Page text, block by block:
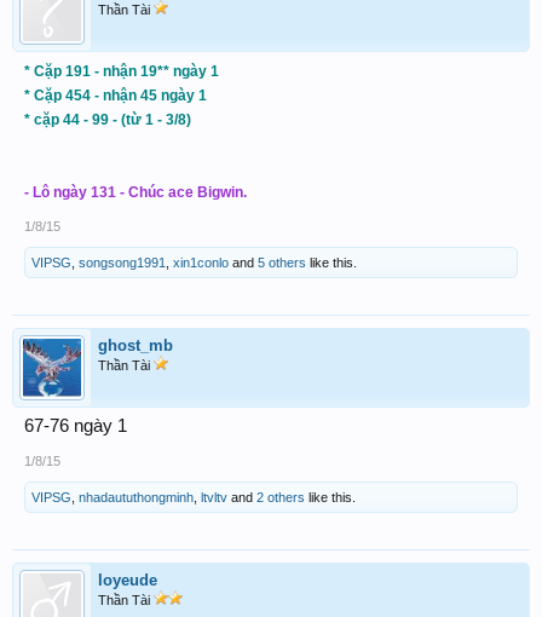
Thần Tài
* Cặp 191 - nhận 19** ngày 1
* Cặp 454 - nhận 45 ngày 1
* cặp 44 - 99 - (từ 1 - 3/8)
- Lô ngày 131 - Chúc ace Bigwin.
1/8/15
VIPSG songsong1991 xin1conlo and 5 others like this.
ghost_mb
Thần Tài
67-76 ngày 1
1/8/15
VIPSG nhadaututhongminh ltvltv and 2 others like this.
loyeude
Thần Tài